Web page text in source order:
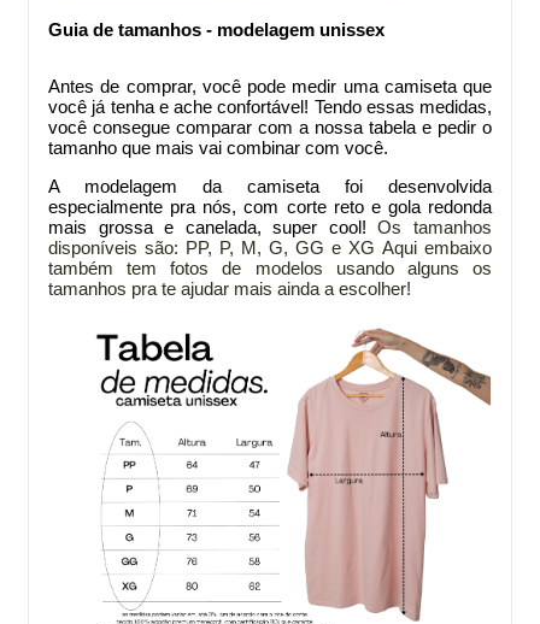
Guia de tamanhos - modelagem unissex
Antes de comprar, você pode medir uma camiseta que
você já tenha e ache confortável! Tendo essas medidas,
você consegue comparar com a nossa tabela e pedir o
tamanho que mais vai combinar com você.
A modelagem da camiseta foi desenvolvida
especialmente pra nós, com corte reto e gola redonda
mais grossa e canelada, super cool!Os tamanhos
disponíveis são: PP, P, M, G, GG e XG Aqui embaixo
também tem fotos de modelos usando alguns os
tamanhos pra te ajudar mais ainda a escolher!